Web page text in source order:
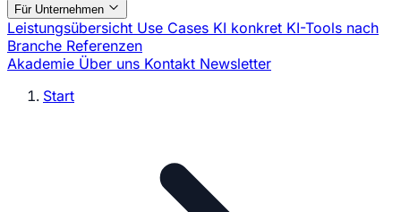
Für Unternehmen
Leistungsübersicht Use Cases KI konkret KI-Tools nach
Branche Referenzen
Akademie Über uns Kontakt Newsletter
Start